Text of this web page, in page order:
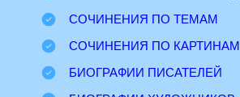
СОЧИНЕНИЯ ПО ТЕМАМ
СОЧИНЕНИЯ ПО КАРТИНАМ
БИОГРАФИИ ПИСАТЕЛЕЙ